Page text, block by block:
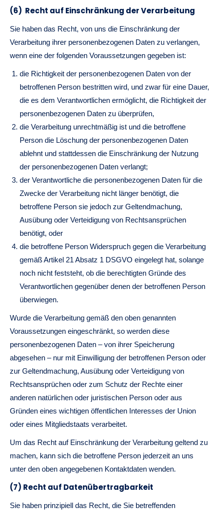
(6) Recht auf Einschränkung der Verarbeitung
Sie haben das Recht, von uns die Einschränkung der
Verarbeitung ihrer personenbezogenen Daten zu verlangen,
wenn eine der folgenden Voraussetzungen gegeben ist:
die Richtigkeit der personenbezogenen Daten von der
betroffenen Person bestritten wird, und zwar für eine Dauer,
die es dem Verantwortlichen ermöglicht, die Richtigkeit der
personenbezogenen Daten zu überprüfen,
die Verarbeitung unrechtmäßig ist und die betroffene
Person die Löschung der personenbezogenen Daten
ablehnt und stattdessen die Einschränkung der Nutzung
der personenbezogenen Daten verlangt;
der Verantwortliche die personenbezogenen Daten für die
Zwecke der Verarbeitung nicht länger benötigt, die
betroffene Person sie jedoch zur Geltendmachung,
Ausübung oder Verteidigung von Rechtsansprüchen
benötigt, oder
die betroffene Person Widerspruch gegen die Verarbeitung
gemäß Artikel 21 Absatz 1 DSGVO eingelegt hat, solange
noch nicht feststeht, ob die berechtigten Gründe des
Verantwortlichen gegenüber denen der betroffenen Person
überwiegen.
Wurde die Verarbeitung gemäß den oben genannten
Voraussetzungen eingeschränkt, so werden diese
personenbezogenen Daten – von ihrer Speicherung
abgesehen – nur mit Einwilligung der betroffenen Person oder
zur Geltendmachung, Ausübung oder Verteidigung von
Rechtsansprüchen oder zum Schutz der Rechte einer
anderen natürlichen oder juristischen Person oder aus
Gründen eines wichtigen öffentlichen Interesses der Union
oder eines Mitgliedstaats verarbeitet.
Um das Recht auf Einschränkung der Verarbeitung geltend zu
machen, kann sich die betroffene Person jederzeit an uns
unter den oben angegebenen Kontaktdaten wenden.
(7) Recht auf Datenübertragbarkeit
Sie haben prinzipiell das Recht, die Sie betreffenden